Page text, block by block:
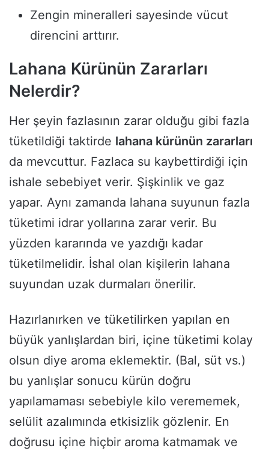
Zengin mineralleri sayesinde vücut
direncini arttırır.
Lahana Kürünün Zararları
Nelerdir?
Her şeyin fazlasının zarar olduğu gibi fazla
tüketildiği taktirde lahana kürünün zararları
da mevcuttur. Fazlaca su kaybettirdiği için
ishale sebebiyet verir. Şişkinlik ve gaz
yapar. Aynı zamanda lahana suyunun fazla
tüketimi idrar yollarına zarar verir. Bu
yüzden kararında ve yazdığı kadar
tüketilmelidir. İshal olan kişilerin lahana
suyundan uzak durmaları önerilir.
Hazırlanırken ve tüketilirken yapılan en
büyük yanlışlardan biri, içine tüketimi kolay
olsun diye aroma eklemektir. (Bal, süt vs.)
bu yanlışlar sonucu kürün doğru
yapılamaması sebebiyle kilo verememek,
selülit azalımında etkisizlik gözlenir. En
doğrusu içine hiçbir aroma katmamak ve